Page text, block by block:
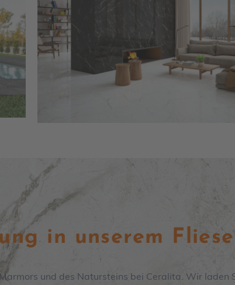
in unserem
und des Natursteins bei Ceralita . Wir laden